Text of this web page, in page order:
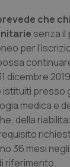
di
&
Crohn &
&
che
senza il
per
dicembre
presso
medica e
della
36 mesi negli
riferimento.